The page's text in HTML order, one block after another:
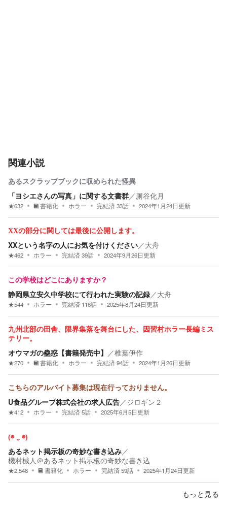
関連小説
あるスクラップブックに収められた怪異
「ヨシエさんの写真」に関する文書群／厠谷化月
★632 書籍化 ホラー 完結済 33話 2024年1月24日更新
XXの部分に関しては最後に公開します。
XXという名字の人にお気を付けください／大舟
★462 ホラー 完結済39話 2024年9月26日更新
この学校はどこにありますか？
静岡県立安久中学校にて行われた実験の記録／大舟
★544 ホラー 完結済 116話 2025年8月24日更新
九州北部の田舎、限界集落を舞台にした、因習村ホラー長編ミス
テリー。
オウマガの蠱惑【書籍発売中】 ／椎葉伊作
★270 書籍化 ホラー 完結済 94話 2024年1月26日更新
こちらのアルバイト募集は現在行っておりません。
U食品グループ株式会社の求人広告／ジロギン２
★412 ホラー 完結済5話 2025年6月5日更新
(◉ ‿ ◉)
あるネット掲示板の奇妙な書き込み／
機村械人＠あるネット掲示板の奇妙な書き込
★2,548 書籍化 ホラー 完結済 59話 2025年1月24日更新
もっと見る